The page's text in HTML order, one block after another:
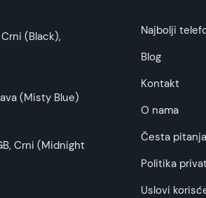
što tačnije i detaljnije ali ne može da
(Black),
(Misty Blue)
Crni (Midnight
Najbolji
Blog
Kontakt
O nama
Česta pitanja
Politika
Uslovi